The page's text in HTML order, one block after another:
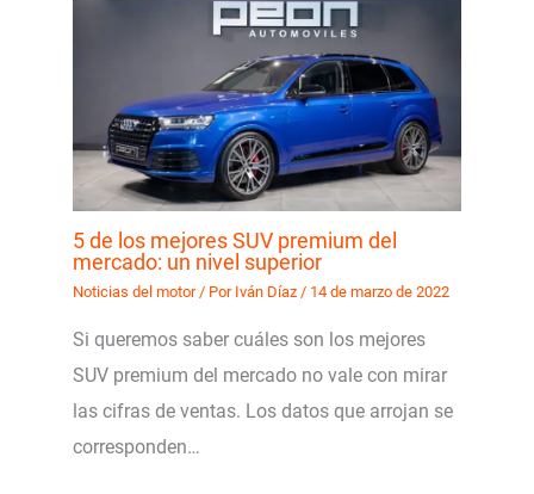
5 de los mejores SUV premium del
mercado: un nivel superior
Noticias del motor/ Por Iván Díaz / 14 de marzo de 2022
Si queremos saber cuáles son los mejores
SUV premium del mercado no vale con mirar
las cifras de ventas. Los datos que arrojan se
corresponden…